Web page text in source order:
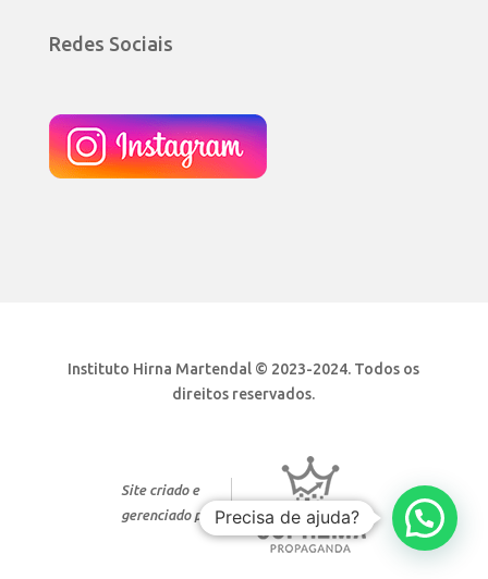
Redes Sociais
Instituto Hirna Martendal © 2023-2024. Todos os
direitos reservados.
Site criado e
gerenciado por Precisa de ajuda?